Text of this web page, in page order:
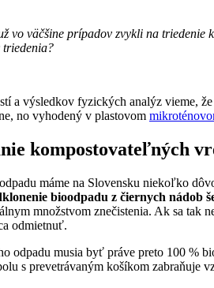
vo väčšine prípadov zvykli na
triedenia?
a výsledkov fyzických analýz vieme,
no vyhodený v plastovom
kompostovateľných
máme na Slovensku niekoľko
bioodpadu z čiernych nádob
množstvom znečistenia. Ak sa
odmietnuť.
odpadu musia byť práve preto 100 %
s prevetrávaným košíkom zabraňuje